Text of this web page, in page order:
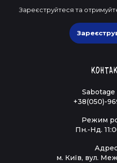
Зареєструйтеся та
+38(050)-
Режим
Пн.-Нд.
м. Київ, вул.